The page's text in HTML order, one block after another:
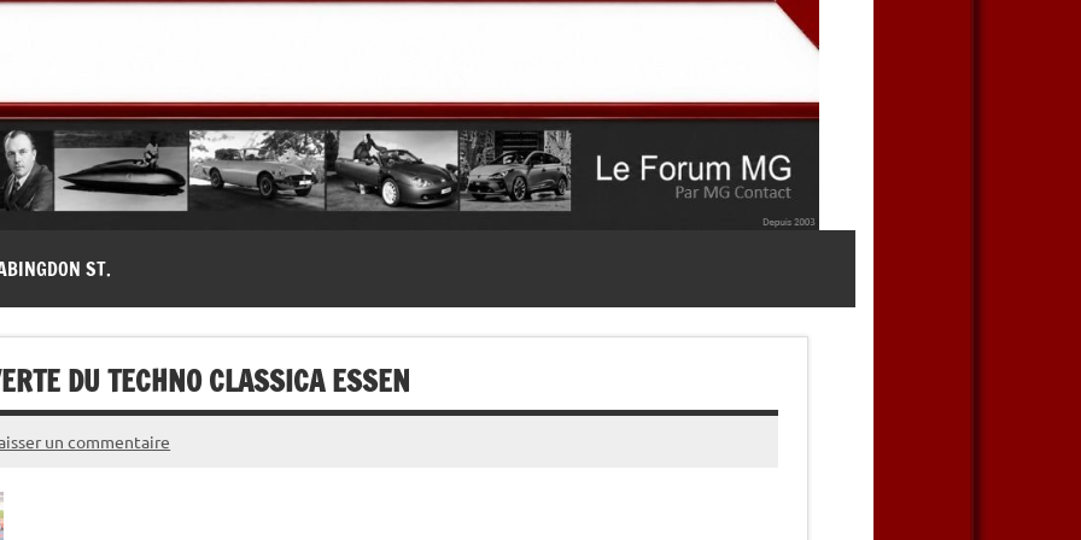
ST.
DU TECHNO CLASSICA ESSEN
un commentaire